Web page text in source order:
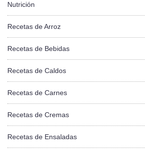
Nutrición
Recetas de Arroz
Recetas de Bebidas
Recetas de Caldos
Recetas de Carnes
Recetas de Cremas
Recetas de Ensaladas